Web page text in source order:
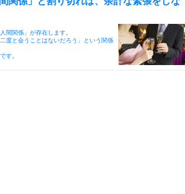
間関係」が存在します。
度と会うことはないだろう」という関係
す。